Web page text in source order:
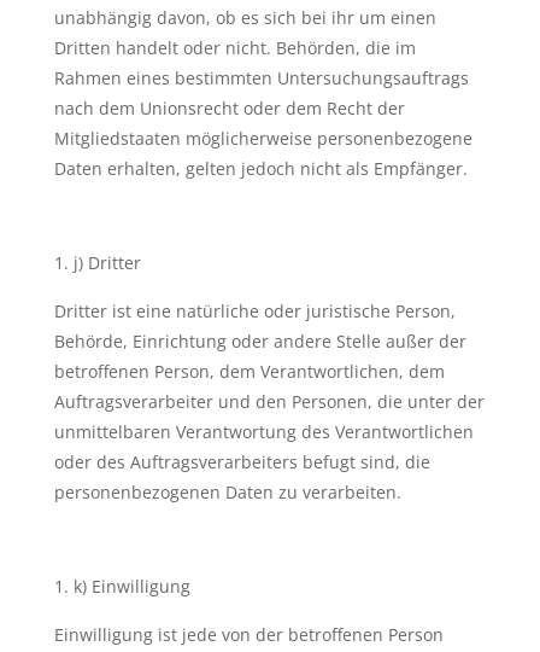
unabhängig davon, ob es sich bei ihr um einen
Dritten handelt oder nicht. Behörden, die im
Rahmen eines bestimmten Untersuchungsauftrags
nach dem Unionsrecht oder dem Recht der
Mitgliedstaaten möglicherweise personenbezogene
Daten erhalten, gelten jedoch nicht als Empfänger.
j) Dritter
Dritter ist eine natürliche oder juristische Person,
Behörde, Einrichtung oder andere Stelle außer der
betroffenen Person, dem Verantwortlichen, dem
Auftragsverarbeiter und den Personen, die unter der
unmittelbaren Verantwortung des Verantwortlichen
oder des Auftragsverarbeiters befugt sind, die
personenbezogenen Daten zu verarbeiten.
k) Einwilligung
Einwilligung ist jede von der betroffenen Person